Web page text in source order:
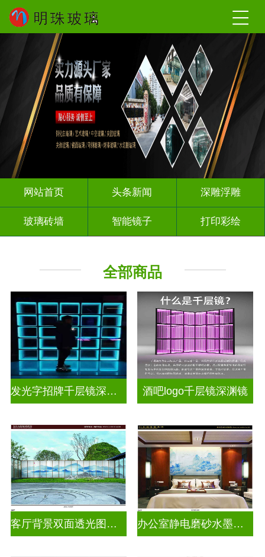
网站首页 头条新闻 深雕浮雕
玻璃砖墙 智能镜子 打印彩绘
全部商品
发光字招牌千层镜深渊镜 酒吧logo千层镜深渊镜
客厅背景双面透光图案水墨画玻璃 办公室静电磨砂水墨山水画玻璃